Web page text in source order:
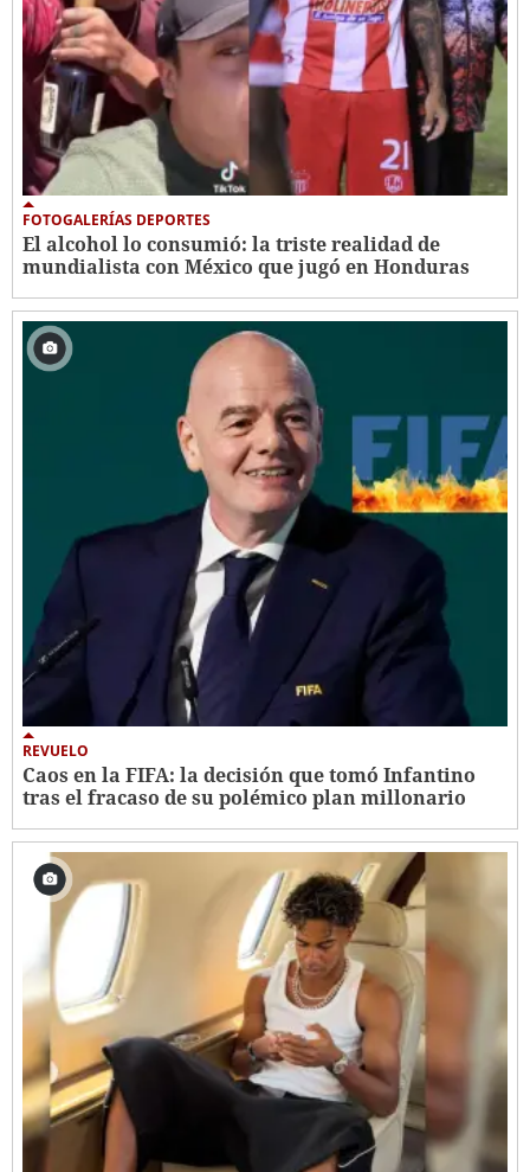
FOTOGALERÍAS DEPORTES
El alcohol lo consumió: la triste realidad de
mundialista con México que jugó en Honduras
REVUELO
Caos en la FIFA: la decisión que tomó Infantino
tras el fracaso de su polémico plan millonario